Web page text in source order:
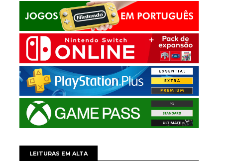
LEITURAS EM ALTA